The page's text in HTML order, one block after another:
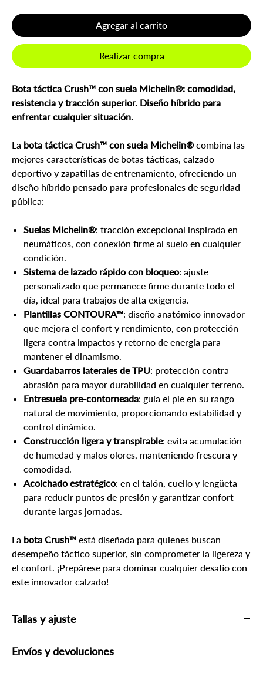
Agregar al carrito
Realizar compra
Bota táctica Crush™ con suela Michelin®: comodidad,
resistencia y tracción superior. Diseño híbrido para
enfrentar cualquier situación.
La bota táctica Crush™ con suela Michelin®combina las
mejores características de botas tácticas, calzado
deportivo y zapatillas de entrenamiento, ofreciendo un
diseño híbrido pensado para profesionales de seguridad
pública:
Suelas Michelin®: tracción excepcional inspirada en
neumáticos, con conexión firme al suelo en cualquier
condición.
Sistema de lazado rápido con bloqueo: ajuste
personalizado que permanece firme durante todo el
día, ideal para trabajos de alta exigencia.
Plantillas CONTOURA™: diseño anatómico innovador
que mejora el confort y rendimiento, con protección
ligera contra impactos y retorno de energía para
mantener el dinamismo.
Guardabarros laterales de TPU: protección contra
abrasión para mayor durabilidad en cualquier terreno.
Entresuela pre-contorneada: guía el pie en su rango
natural de movimiento, proporcionando estabilidad y
control dinámico.
Construcción ligera y transpirable: evita acumulación
de humedad y malos olores, manteniendo frescura y
comodidad.
Acolchado estratégico: en el talón, cuello y lengüeta
para reducir puntos de presión y garantizar confort
durante largas jornadas.
La bota Crush™ está diseñada para quienes buscan
desempeño táctico superior, sin comprometer la ligereza y
el confort. ¡Prepárese para dominar cualquier desafío con
este innovador calzado!
Tallas y ajuste
Envíos y devoluciones